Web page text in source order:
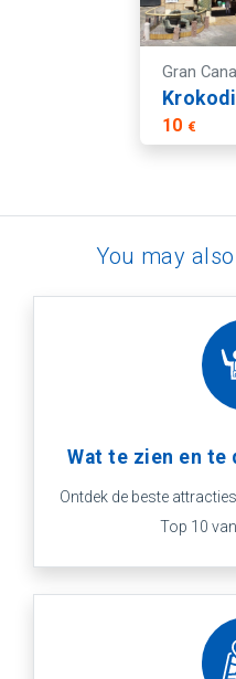
Gran
10 €
You may
Wat te zien en te
Ontdek de beste
Top 10